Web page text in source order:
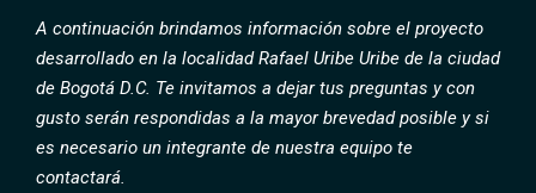
A continuación brindamos información sobre el proyecto
desarrollado en la localidad Rafael Uribe Uribe de la ciudad
de Bogotá D.C. Te invitamos a dejar tus preguntas y con
gusto serán respondidas a la mayor brevedad posible y si
es necesario un integrante de nuestra equipo te
contactará.